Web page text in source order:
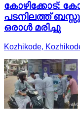
കോഴിക്കോട്:
പടനിലത്ത് ബസ്സും
ഒരാൾ മരിച്ചു
Kozhikode,